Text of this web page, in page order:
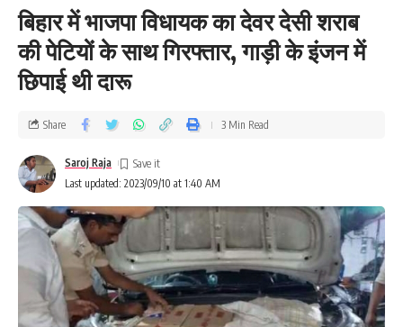
बिहार में भाजपा विधायक का देवर देसी शराब
की पेटियों के साथ गिरफ्तार, गाड़ी के इंजन में
छिपाई थी दारू
Last updated: 2023/09/10 at 1:40 AM
Saroj Raja
Share 3 Min Read